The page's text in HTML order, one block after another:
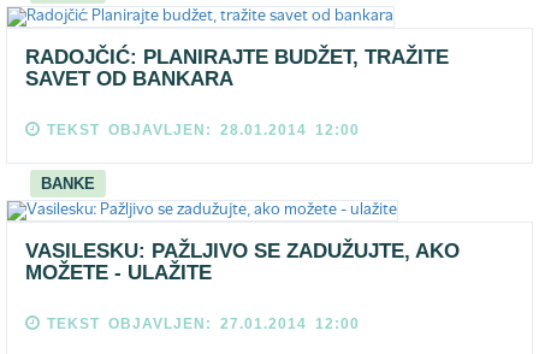
RADOJČIĆ: PLANIRAJTE BUDŽET, TRAŽITE
SAVET OD BANKARA
TEKST OBJAVLJEN: 28.01.2014 12:00
BANKE
VASILESKU: PAŽLJIVO SE ZADUŽUJTE, AKO
MOŽETE - ULAŽITE
TEKST OBJAVLJEN: 27.01.2014 12:00